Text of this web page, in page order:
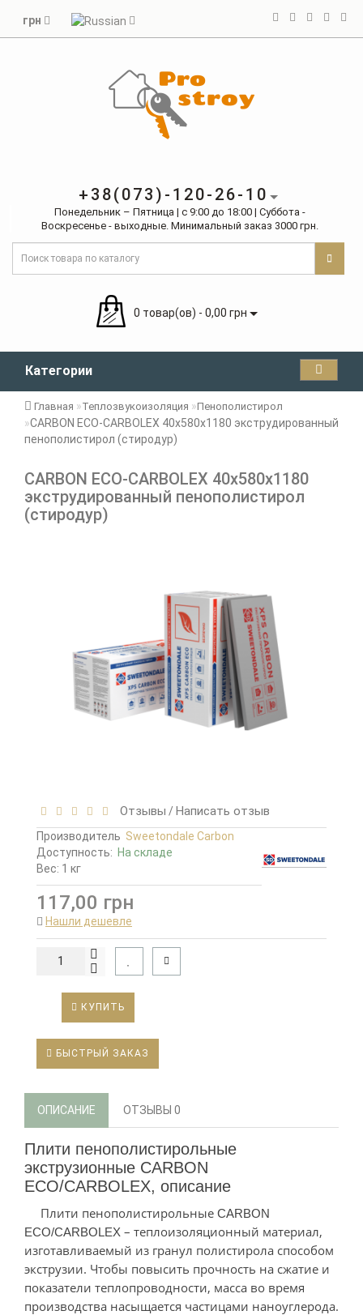
грн
+38(073)-120-26-10
Понедельник – Пятница | с 9:00 до 18:00 | Суббота -
Воскресенье - выходные. Минимальный заказ 3000 грн.
0 товар(ов) - 0,00 грн
Категории
Главная Теплозвукоизоляция Пенополистирол
CARBON ECO-CARBOLEX 40х580х1180 экструдированный
пенополистирол (стиродур)
CARBON ECO-CARBOLEX 40х580х1180
экструдированный пенополистирол
(стиродур)
Отзывы /Написать отзыв
Производитель Sweetondale Carbon
Доступность: На складе
Вес: 1 кг
117,00 грн
Нашли дешевле
КУПИТЬ
БЫСТРЫЙ ЗАКАЗ
ОПИСАНИЕ ОТЗЫВЫ 0
Плити пенополистирольные
экструзионные CARBON
ECO/CARBOLEX, описание
Плити пенополистирольные CARBON
ECO/CARBOLEX – теплоизоляционный материал,
изготавливаемый из гранул полистирола способом
экструзии. Чтобы повысить прочность на сжатие и
показатели теплопроводности, масса во время
производства насыщается частицами наноуглерода.